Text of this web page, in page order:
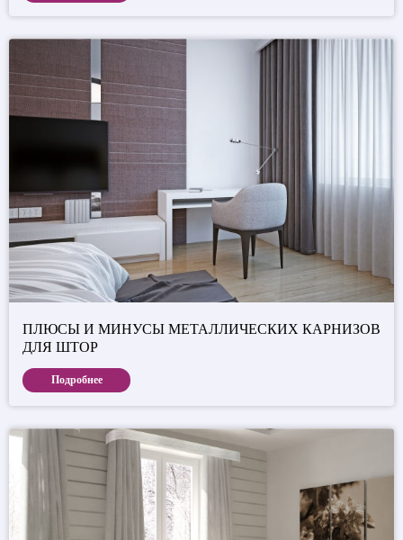
ПЛЮСЫ И МИНУСЫ МЕТАЛЛИЧЕСКИХ КАРНИЗОВ
ДЛЯ ШТОР
Подробнее